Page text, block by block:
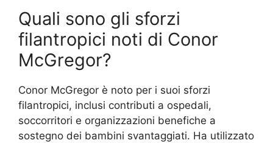
Quali sono gli sforzi
filantropici noti di Conor
McGregor?
Conor McGregor è noto per i suoi sforzi
filantropici, inclusi contributi a ospedali,
soccorritori e organizzazioni benefiche a
sostegno dei bambini svantaggiati. Ha utilizzato